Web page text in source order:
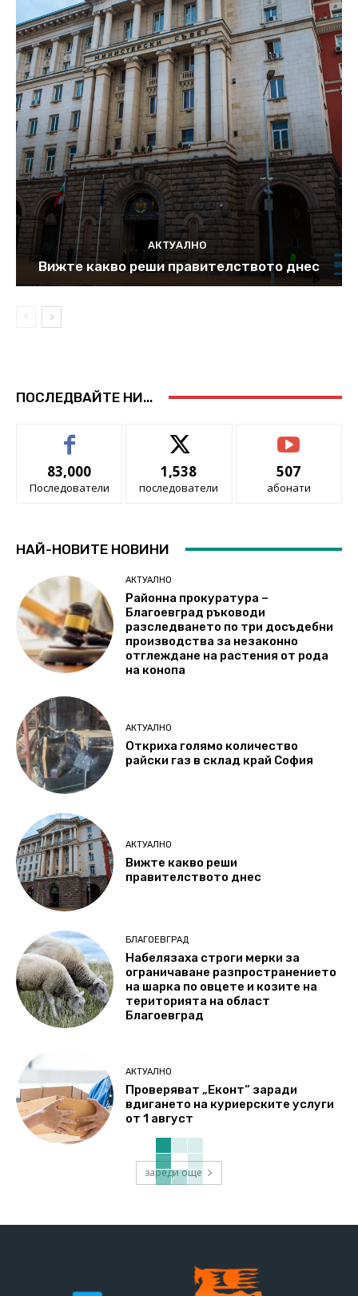
АКТУАЛНО
Вижте какво реши правителството днес
ПОСЛЕДВАЙТЕ НИ...
83,000
Последователи
1,538
последователи
507
абонати
НАЙ-НОВИТЕ НОВИНИ
АКТУАЛНО
Районна прокуратура –
Благоевград ръководи
разследването по три досъдебни
производства за незаконно
отглеждане на растения от рода
на конопа
АКТУАЛНО
Откриха голямо количество
райски газ в склад край София
АКТУАЛНО
Вижте какво реши
правителството днес
БЛАГОЕВГРАД
Набелязаха строги мерки за
ограничаване разпространението
на шарка по овцете и козите на
територията на област
Благоевград
АКТУАЛНО
Проверяват „Еконт“ заради
вдигането на куриерските услуги
от 1 август
зареди още